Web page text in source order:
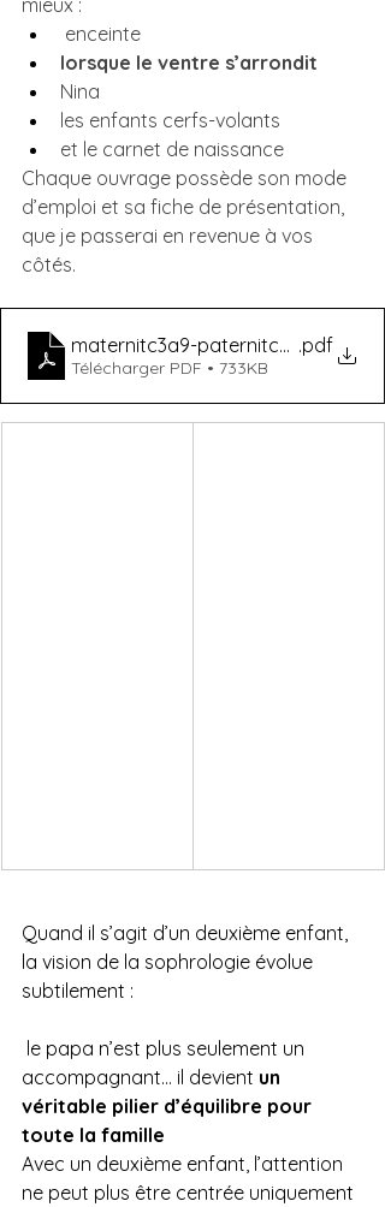
enceinte
lorsque le ventre s’arrondit
Nina
les enfants cerfs-volants
et le carnet de naissance
Chaque ouvrage possède son mode
d’emploi et sa fiche de présentation,
que je passerai en revenue à vos
côtés.
maternitc3a9-paternitc3a9.pdf
Télécharger PDF • 733KB
Quand il s’agit d’un deuxième enfant,
la vision de la sophrologie évolue
subtilement :
accompagnant… il devient un
véritable pilier d’équilibre pour
toute la famille
Avec un deuxième enfant, l’attention
ne peut plus être centrée uniquement